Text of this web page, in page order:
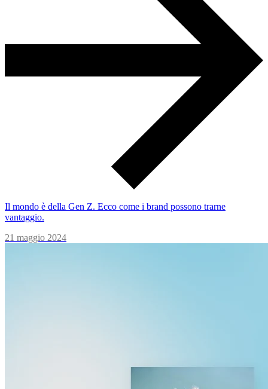
Il mondo è della Gen Z. Ecco come i brand possono trarne
vantaggio.
21 maggio 2024